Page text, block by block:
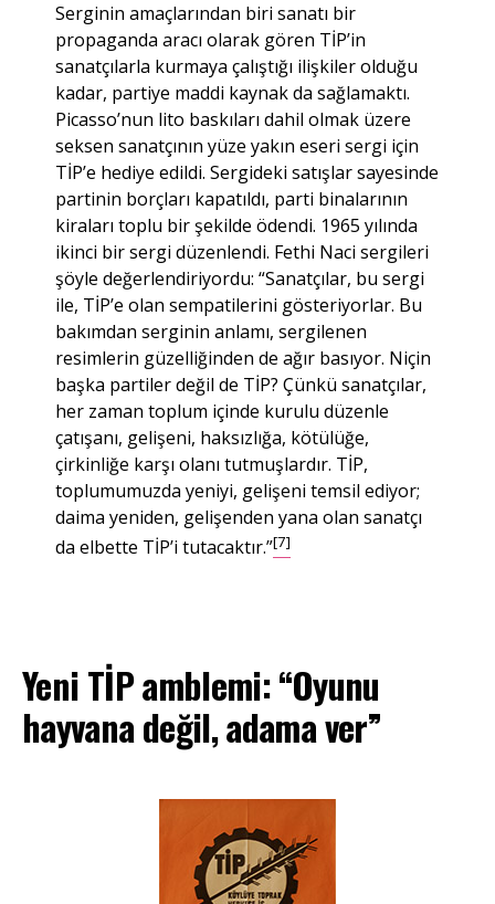
Serginin amaçlarından biri sanatı bir
propaganda aracı olarak gören TİP’in
sanatçılarla kurmaya çalıştığı ilişkiler olduğu
kadar, partiye maddi kaynak da sağlamaktı.
Picasso’nun lito baskıları dahil olmak üzere
seksen sanatçının yüze yakın eseri sergi için
TİP’e hediye edildi. Sergideki satışlar sayesinde
partinin borçları kapatıldı, parti binalarının
kiraları toplu bir şekilde ödendi. 1965 yılında
ikinci bir sergi düzenlendi. Fethi Naci sergileri
şöyle değerlendiriyordu: “Sanatçılar, bu sergi
ile, TİP’e olan sempatilerini gösteriyorlar. Bu
bakımdan serginin anlamı, sergilenen
resimlerin güzelliğinden de ağır basıyor. Niçin
başka partiler değil de TİP? Çünkü sanatçılar,
her zaman toplum içinde kurulu düzenle
çatışanı, gelişeni, haksızlığa, kötülüğe,
çirkinliğe karşı olanı tutmuşlardır. TİP,
toplumumuzda yeniyi, gelişeni temsil ediyor;
daima yeniden, gelişenden yana olan sanatçı
da elbette TİP’i tutacaktır.”[7]
Yeni TİP amblemi: “Oyunu
hayvana değil, adama ver”